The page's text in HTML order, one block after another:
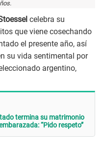
celebra su
que viene cosechando
el presente año, así
su vida sentimental por
argentino,
termina su matrimonio
“Pido respeto”